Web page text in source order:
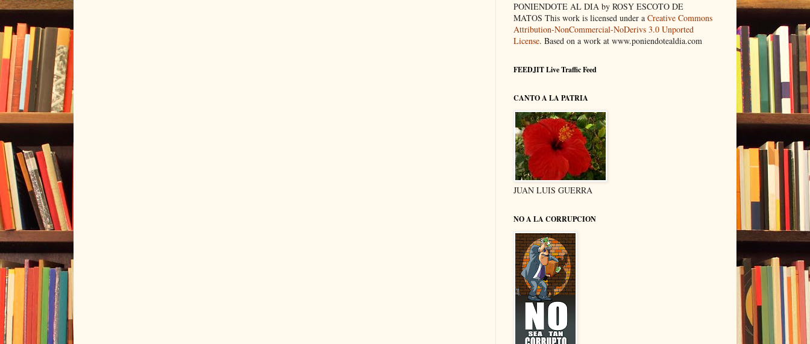
PONIENDOTE AL DIA by ROSY ESCOTO DE
MATOS This work is licensed under a Creative Commons
Attribution-NonCommercial-NoDerivs 3.0 Unported
License. Based on a work at www.poniendotealdia.com
FEEDJIT Live Traffic Feed
CANTO A LA PATRIA
JUAN LUIS GUERRA
NO A LA CORRUPCION